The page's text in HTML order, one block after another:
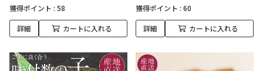
獲得ポイント : 58
詳細 カートに入れる
獲得ポイント : 60
詳細 カートに入れる